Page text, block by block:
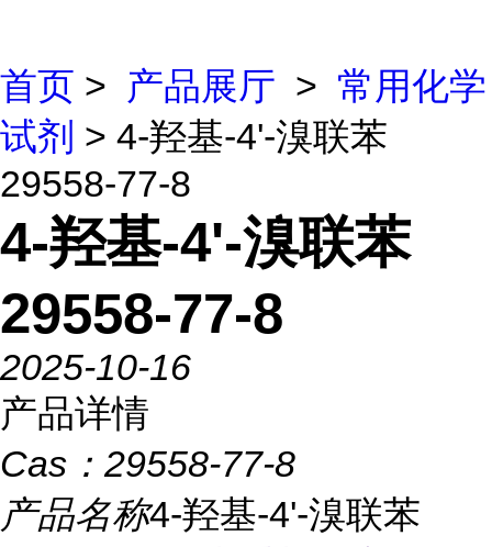
首页 > 产品展厅 > 常用化学
试剂 > 4-羟基-4'-溴联苯
29558-77-8
4-羟基-4'-溴联苯
29558-77-8
2025-10-16
产品详情
Cas： 29558-77-8
产品名称4-羟基-4'-溴联苯